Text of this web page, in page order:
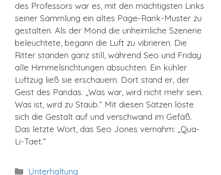
des Professors war es, mit den mächtigsten Links
seiner Sammlung ein altes Page-Rank-Muster zu
gestalten. Als der Mond die unheimliche Szenerie
beleuchtete, begann die Luft zu vibrieren. Die
Ritter standen ganz still, während Seo und Friday
alle Himmelsrichtungen absuchten. Ein kühler
Luftzug ließ sie erschauern. Dort stand er, der
Geist des Pandas. „Was war, wird nicht mehr sein.
Was ist, wird zu Staub.“ Mit diesen Sätzen löste
sich die Gestalt auf und verschwand im Gefäß.
Das letzte Wort, das Seo Jones vernahm: „Qua-
Li-Taet.“
Kategorien
Unterhaltung